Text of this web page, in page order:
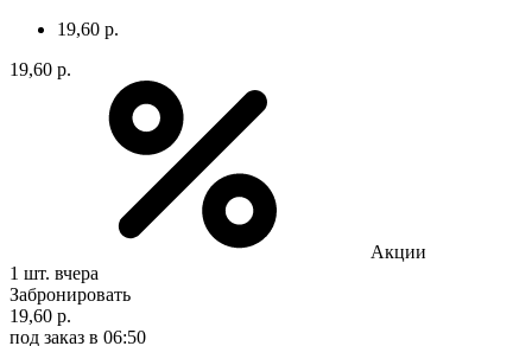
19,60 р.
19,60 р.
Акции
1 шт. вчера
Забронировать
19,60 р.
под заказ в 06:50